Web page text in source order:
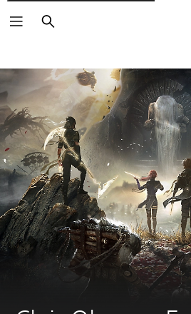
Buscar